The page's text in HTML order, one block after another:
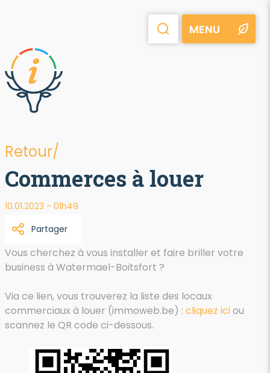
MENU
Retour/
Commerces à louer
10.01.2023 - 01h49
Partager
Vous cherchez à vous installer et faire briller votre
business à Watermael-Boitsfort ?
Via ce lien, vous trouverez la liste des locaux
commerciaux à louer (immoweb.be) : cliquez iciou
scannez le QR code ci-dessous.